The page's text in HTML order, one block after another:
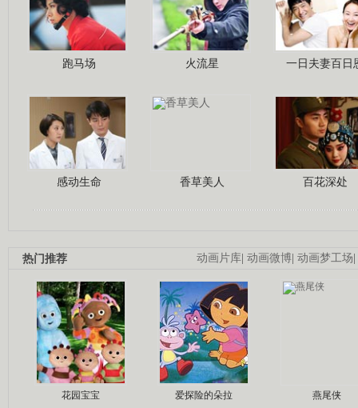
跑马场 火流星 一日夫妻百日
感动生命 香草美人 百花深处
动画片库 动画微博 动画梦工场
热门推荐
花园宝宝 爱探险的朵拉 燕尾侠